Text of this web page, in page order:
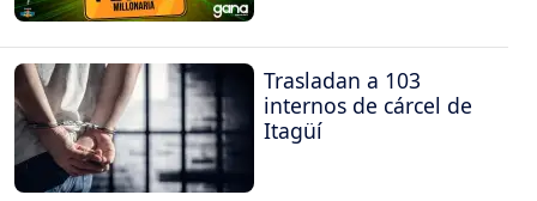
Trasladan a 103
internos de cárcel de
Itagüí